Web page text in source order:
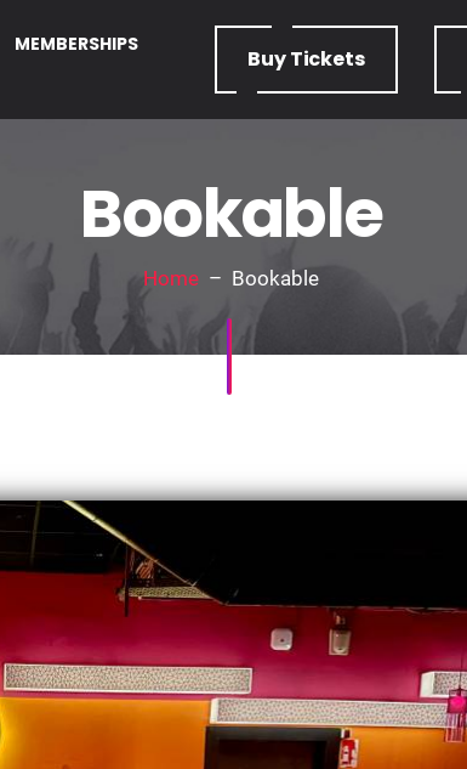
MEMBERSHIPS
BuyTickets
Bookable
Home – Bookable